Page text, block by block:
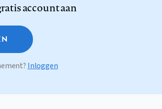
account aan
Inloggen